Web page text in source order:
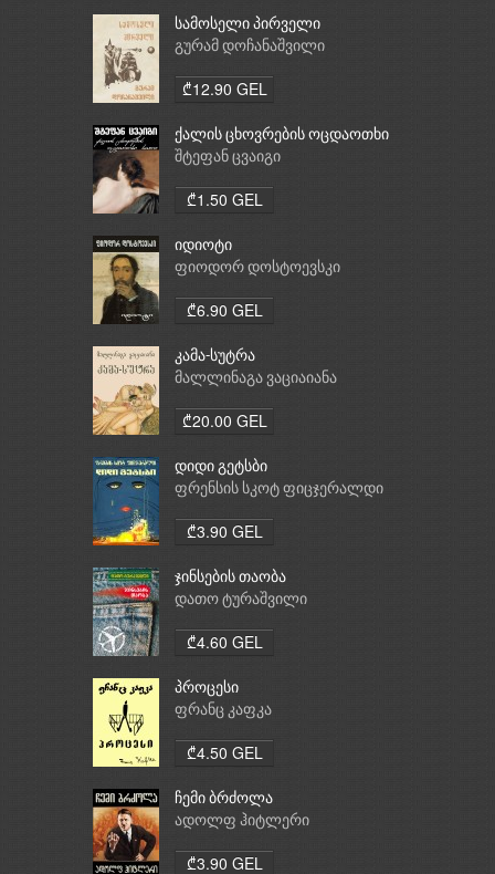
სამოსელი პირველი
გურამ დოჩანაშვილი
₾12.90 GEL
ქალის ცხოვრების ოცდაოთხი
საათი
შტეფან ცვაიგი
₾1.50 GEL
იდიოტი
ფიოდორ დოსტოევსკი
₾6.90 GEL
კამა-სუტრა
მალლინაგა ვაციაიანა
₾20.00 GEL
დიდი გეტსბი
ფრენსის სკოტ ფიცჯერალდი
₾3.90 GEL
ჯინსების თაობა
დათო ტურაშვილი
₾4.60 GEL
პროცესი
ფრანც კაფკა
₾4.50 GEL
ჩემი ბრძოლა
ადოლფ ჰიტლერი
₾3.90 GEL